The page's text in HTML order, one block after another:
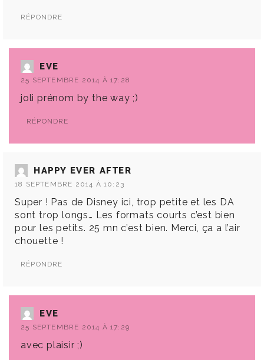
RÉPONDRE
EVE
25 SEPTEMBRE 2014 À 17:28
joli prénom by the way ;)
RÉPONDRE
HAPPY EVER AFTER
18 SEPTEMBRE 2014 À 10:23
Super ! Pas de Disney ici, trop petite et les DA
sont trop longs… Les formats courts c’est bien
pour les petits. 25 mn c’est bien. Merci, ça a l’air
chouette !
RÉPONDRE
EVE
25 SEPTEMBRE 2014 À 17:29
avec plaisir ;)